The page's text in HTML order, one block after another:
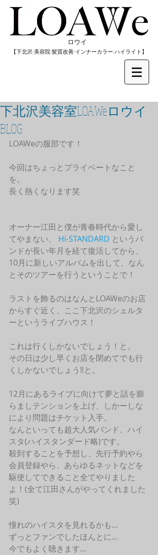
​ロウイ
​【下北沢/美容院/髪質改善/インナーカラー/​ハイライト】
下北沢美容室LOAWeロウイ
BLOG
LOAWeの服部です！
今回はちょっとプライベートなこと
を。
長く熱くなります笑
オーナー江田と僕が青春時代から愛し
てやまない、 Hi-STANDARD というバ
ンドが長い年月を経て復活してから、
10月に新しいアルバムを出して、なん
とそのツアーを行うということで！
ラストを飾るのはなんとLOAWeのお店
からすぐ近く、ここ下北沢のシェルタ
ーというライブハウス！
これは行くしかないでしょう！と。
その日は少し早くお店を閉めてでも行
くしかないでしょう‼︎と。
12月にあるライブに向けて夢と話を膨
らましテンションを上げ、しかーしな
により問題はチケット入手。
なんといっても超大人気バンド、ハイ
スタ(ハイスタンダード略)です。
殺到することを予想し、先行予約やら
会員登録やら、あらゆるネットなどを
駆使してできること全てやりました
よ！(全て江田さんがやってくれました
笑)
憧れのハイスタを見れるかも…
ずっとファンでしたほんとに…
今でもよく聴きます…